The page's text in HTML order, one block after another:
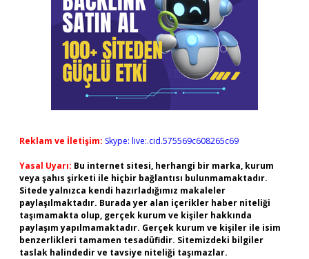
Reklam ve İletişim: Skype: live:.cid.575569c608265c69
Yasal Uyarı: Bu internet sitesi, herhangi bir marka, kurum
veya şahıs şirketi ile hiçbir bağlantısı bulunmamaktadır.
Sitede yalnızca kendi hazırladığımız makaleler
paylaşılmaktadır. Burada yer alan içerikler haber niteliği
taşımamakta olup, gerçek kurum ve kişiler hakkında
paylaşım yapılmamaktadır. Gerçek kurum ve kişiler ile isim
benzerlikleri tamamen tesadüfidir. Sitemizdeki bilgiler
taslak halindedir ve tavsiye niteliği taşımazlar.